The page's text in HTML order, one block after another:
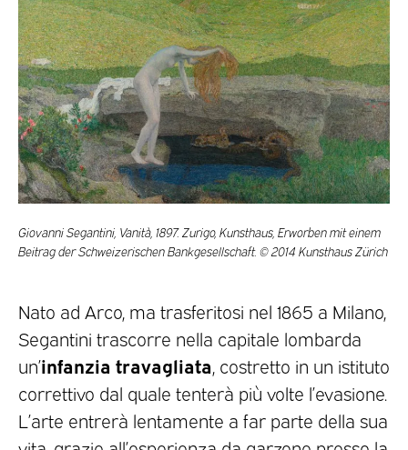
Giovanni Segantini, Vanità, 1897. Zurigo, Kunsthaus, Erworben mit einem
Beitrag der Schweizerischen Bankgesellschaft. © 2014 Kunsthaus Zürich
Nato ad Arco, ma trasferitosi nel 1865 a Milano,
Segantini trascorre nella capitale lombarda
un’infanzia travagliata , costretto in un istituto
correttivo dal quale tenterà più volte l’evasione.
L’arte entrerà lentamente a far parte della sua